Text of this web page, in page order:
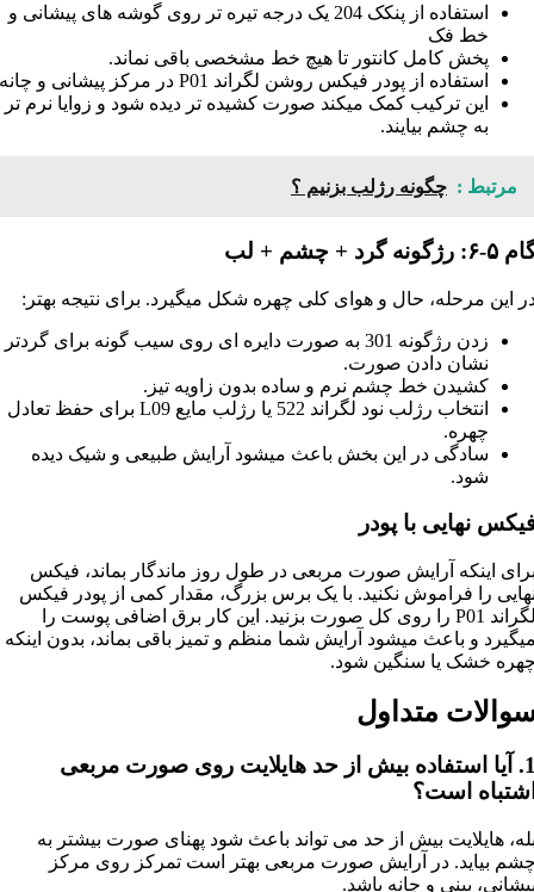
استفاده از پنکک 204 یک درجه تیره تر روی گوشه های پیشانی و
خط فک
پخش کامل کانتور تا هیچ خط مشخصی باقی نماند.
استفاده از پودر فیکس روشن لگراند P01 در مرکز پیشانی و چانه
این ترکیب کمک میکند صورت کشیده تر دیده شود و زوایا نرم تر
به چشم بیایند.
مرتبط : چگونه رژلب بزنیم ؟
رژگونه گرد + چشم + لب
این مرحله، حال و هوای کلی چهره شکل میگیرد. برای نتیجه بهتر:
زدن رژگونه 301 به صورت دایره ای روی سیب گونه برای گردتر
نشان دادن صورت.
کشیدن خط چشم نرم و ساده بدون زاویه تیز.
انتخاب رژلب نود لگراند 522 یا رژلب مایع L09 برای حفظ تعادل
چهره.
سادگی در این بخش باعث میشود آرایش طبیعی و شیک دیده
شود.
نهایی با پودر
اینکه آرایش صورت مربعی در طول روز ماندگار بماند، فیکس
را فراموش نکنید. با یک برس بزرگ، مقدار کمی از پودر فیکس
لگراند P01 را روی کل صورت بزنید. این کار برق اضافی پوست را
و باعث میشود آرایش شما منظم و تمیز باقی بماند، بدون اینکه
خشک یا سنگین شود.
متداول
1. آیا استفاده بیش از حد هایلایت روی صورت مربعی
است؟
هایلایت بیش از حد می‌ تواند باعث شود پهنای صورت بیشتر به
بیاید. در آرایش صورت مربعی بهتر است تمرکز روی مرکز
بینی و چانه باشد.